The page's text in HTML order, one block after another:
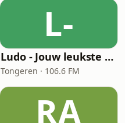
L-
Ludo - Jouw leukste Evergreens
Tongeren · 106.6 FM
RA